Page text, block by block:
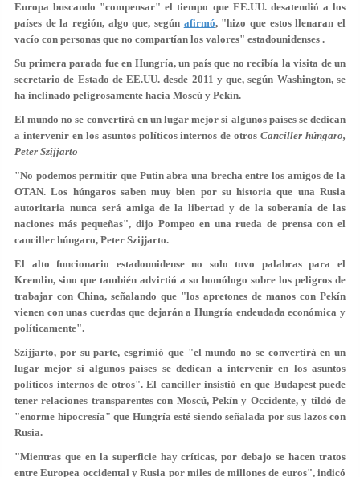
Europa buscando "compensar" el tiempo que EE.UU. desatendió a los
países de la región, algo que, según afirmó, "hizo que estos llenaran el
vacío con personas que no compartían los valores" estadounidenses .
Su primera parada fue en Hungría, un país que no recibía la visita de un
secretario de Estado de EE.UU. desde 2011 y que, según Washington, se
ha inclinado peligrosamente hacia Moscú y Pekín.
El mundo no se convertirá en un lugar mejor si algunos países se dedican
a intervenir en los asuntos políticos internos de otrosCanciller húngaro,
Peter Szijjarto
"No podemos permitir que Putin abra una brecha entre los amigos de la
OTAN. Los húngaros saben muy bien por su historia que una Rusia
autoritaria nunca será amiga de la libertad y de la soberanía de las
naciones más pequeñas", dijo Pompeo en una rueda de prensa con el
canciller húngaro, Peter Szijjarto.
El alto funcionario estadounidense no solo tuvo palabras para el
Kremlin, sino que también advirtió a su homólogo sobre los peligros de
trabajar con China, señalando que "los apretones de manos con Pekín
vienen con unas cuerdas que dejarán a Hungría endeudada económica y
políticamente".
Szijjarto, por su parte, esgrimió que "el mundo no se convertirá en un
lugar mejor si algunos países se dedican a interveniren los asuntos
políticos internos de otros". El canciller insistió en que Budapest puede
tenerrelaciones transparentescon Moscú, Pekín y Occidente, y tildó de
"enorme hipocresía" que Hungría esté siendo señalada por sus lazos con
Rusia.
"Mientras que en la superficie hay críticas, por debajo se hacen tratos
entre Europea occidental y Rusia por miles de millones de euros", indicó